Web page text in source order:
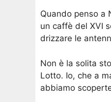
Quando penso a
un caffè del XVI
drizzare le
Non è la solita
Lotto. Io, che a
abbiamo